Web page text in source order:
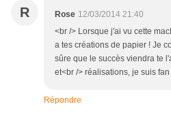
R Rose 12/03/2014 21:40
<br /> Lorsque j'ai vu cette
a tes créations de papier ! Je
sûre que le succès viendra te
et<br /> réalisations, je suis fan
Répondre